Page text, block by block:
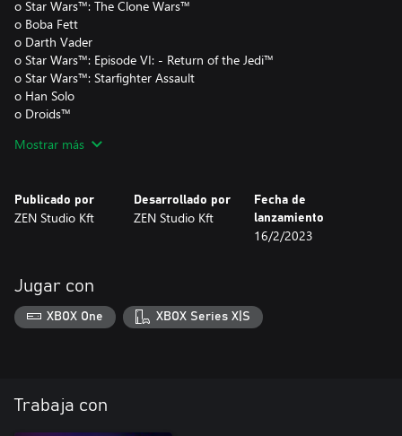
o Star Wars™: The Clone Wars™
o Boba Fett
o Darth Vader
o Star Wars™: Episode VI: - Return of the Jedi™
o Star Wars™: Starfighter Assault
o Han Solo
o Droids™
o Star Wars™ Pinball: Masters of the Force
Mostrar más
Publicado por
ZEN Studio Kft
Desarrollado por
ZEN Studio Kft
Fecha de
lanzamiento
16/2/2023
Jugar con
XBOX One XBOX Series X|S
Trabaja con